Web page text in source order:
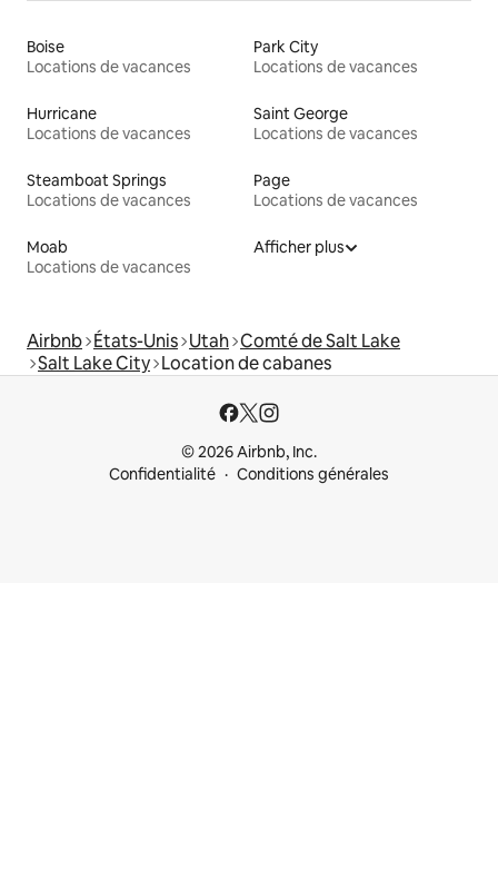
Boise
Locations de vacances
Park City
Locations de vacances
Hurricane
Locations de vacances
Saint George
Locations de vacances
Steamboat Springs
Locations de vacances
Page
Locations de vacances
Moab
Locations de vacances
Afficher plus
Airbnb États-Unis Utah Comté de Salt Lake
Salt Lake City Location de cabanes
© 2026 Airbnb, Inc.
Confidentialité
Conditions générales